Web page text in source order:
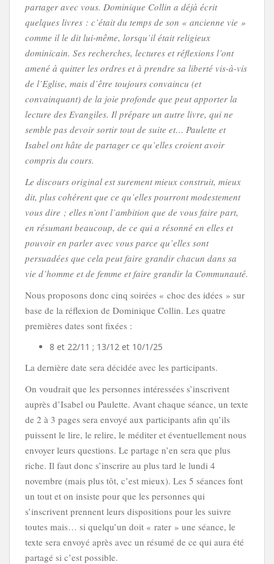
partager avec vous. Dominique Collin a déjà écrit
quelques livres : c’était du temps de son « ancienne vie »
comme il le dit lui-même, lorsqu’il était religieux
dominicain. Ses recherches, lectures et réflexions l’ont
amené à quitter les ordres et à prendre sa liberté vis-à-vis
de l’Eglise, mais d’être toujours convaincu (et
convainquant) de la joie profonde que peut apporter la
lecture des Evangiles. Il prépare un autre livre, qui ne
semble pas devoir sortir tout de suite et… Paulette et
Isabel ont hâte de partager ce qu’elles croient avoir
compris du cours.
Le discours original est surement mieux construit, mieux
dit, plus cohérent que ce qu’elles pourront modestement
vous dire ; elles n’ont l’ambition que de vous faire part,
en résumant beaucoup, de ce qui a résonné en elles et
pouvoir en parler avec vous parce qu’elles sont
persuadées que cela peut faire grandir chacun dans sa
vie d’homme et de femme et faire grandir la Communauté.
Nous proposons donc cinq soirées « choc des idées » sur
base de la réflexion de Dominique Collin. Les quatre
premières dates sont fixées :
8 et 22/11 ; 13/12 et 10/1/25
La dernière date sera décidée avec les participants.
On voudrait que les personnes intéressées s’inscrivent
auprès d’Isabel ou Paulette. Avant chaque séance, un texte
de 2 à 3 pages sera envoyé aux participants afin qu’ils
puissent le lire, le relire, le méditer et éventuellement nous
envoyer leurs questions. Le partage n’en sera que plus
riche. Il faut donc s’inscrire au plus tard le lundi 4
novembre (mais plus tôt, c’est mieux). Les 5 séances font
un tout et on insiste pour que les personnes qui
s’inscrivent prennent leurs dispositions pour les suivre
toutes mais… si quelqu’un doit « rater » une séance, le
texte sera envoyé après avec un résumé de ce qui aura été
partagé si c’est possible.